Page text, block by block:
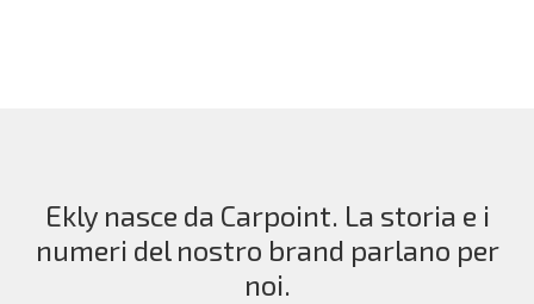
Ekly nasce da Carpoint. La storia e i
numeri del nostro brand parlano per
noi.